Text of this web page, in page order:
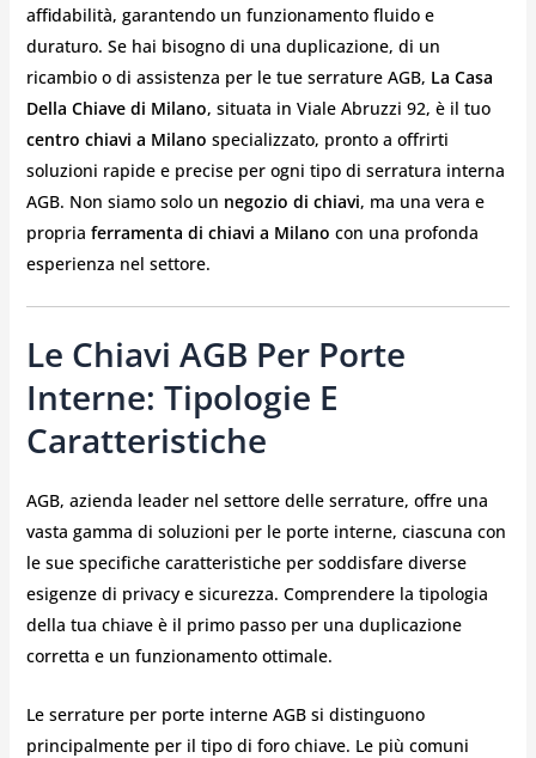
affidabilità, garantendo un funzionamento fluido e
duraturo. Se hai bisogno di una duplicazione, di un
ricambio o di assistenza per le tue serrature AGB, La Casa
Della Chiave di Milano, situata in Viale Abruzzi 92, è il tuo
centro chiavi a Milano specializzato, pronto a offrirti
soluzioni rapide e precise per ogni tipo di serratura interna
AGB. Non siamo solo un negozio di chiavi, ma una vera e
propria ferramenta di chiavi a Milano con una profonda
esperienza nel settore.
Le Chiavi AGB Per Porte
Interne: Tipologie E
Caratteristiche
AGB, azienda leader nel settore delle serrature, offre una
vasta gamma di soluzioni per le porte interne, ciascuna con
le sue specifiche caratteristiche per soddisfare diverse
esigenze di privacy e sicurezza. Comprendere la tipologia
della tua chiave è il primo passo per una duplicazione
corretta e un funzionamento ottimale.
Le serrature per porte interne AGB si distinguono
principalmente per il tipo di foro chiave. Le più comuni